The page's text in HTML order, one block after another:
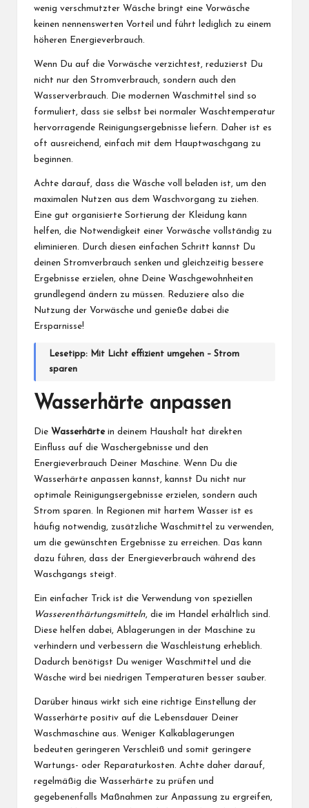
wenig verschmutzter Wäsche bringt eine Vorwäsche
keinen nennenswerten Vorteil und führt lediglich zu einem
höheren Energieverbrauch.
Wenn Du auf die Vorwäsche verzichtest, reduzierst Du
nicht nur den Stromverbrauch, sondern auch den
Wasserverbrauch. Die modernen Waschmittel sind so
formuliert, dass sie selbst bei normaler Waschtemperatur
hervorragende Reinigungsergebnisse liefern. Daher ist es
oft ausreichend, einfach mit dem Hauptwaschgang zu
beginnen.
Achte darauf, dass die Wäsche voll beladen ist, um den
maximalen Nutzen aus dem Waschvorgang zu ziehen.
Eine gut organisierte Sortierung der Kleidung kann
helfen, die Notwendigkeit einer Vorwäsche vollständig zu
eliminieren. Durch diesen einfachen Schritt kannst Du
deinen Stromverbrauch senken und gleichzeitig bessere
Ergebnisse erzielen, ohne Deine Waschgewohnheiten
grundlegend ändern zu müssen. Reduziere also die
Nutzung der Vorwäsche und genieße dabei die
Ersparnisse!
Lesetipp: Mit Licht effizient umgehen – Strom
sparen
Wasserhärte anpassen
Die Wasserhärtein deinem Haushalt hat direkten
Einfluss auf die Waschergebnisse und den
Energieverbrauch Deiner Maschine. Wenn Du die
Wasserhärte anpassen kannst, kannst Du nicht nur
optimale Reinigungsergebnisse erzielen, sondern auch
Strom sparen. In Regionen mit hartem Wasser ist es
häufig notwendig, zusätzliche Waschmittel zu verwenden,
um die gewünschten Ergebnisse zu erreichen. Das kann
dazu führen, dass der Energieverbrauch während des
Waschgangs steigt.
Ein einfacher Trick ist die Verwendung von speziellen
Wasserenthärtungsmitteln, die im Handel erhältlich sind.
Diese helfen dabei, Ablagerungen in der Maschine zu
verhindern und verbessern die Waschleistung erheblich.
Dadurch benötigst Du weniger Waschmittel und die
Wäsche wird bei niedrigen Temperaturen besser sauber.
Darüber hinaus wirkt sich eine richtige Einstellung der
Wasserhärte positiv auf die Lebensdauer Deiner
Waschmaschine aus. Weniger Kalkablagerungen
bedeuten geringeren Verschleiß und somit geringere
Wartungs- oder Reparaturkosten. Achte daher darauf,
regelmäßig die Wasserhärte zu prüfen und
gegebenenfalls Maßnahmen zur Anpassung zu ergreifen,